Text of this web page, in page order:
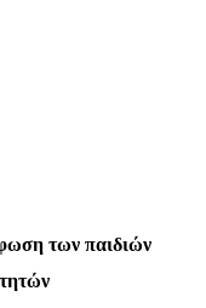
των παιδιών